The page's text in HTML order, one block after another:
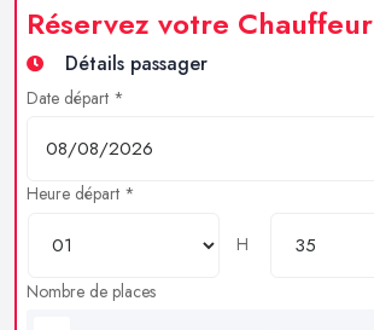
Réservez votre Chauffeur
Détails passager
Date départ *
Heure départ *
H
Nombre de places